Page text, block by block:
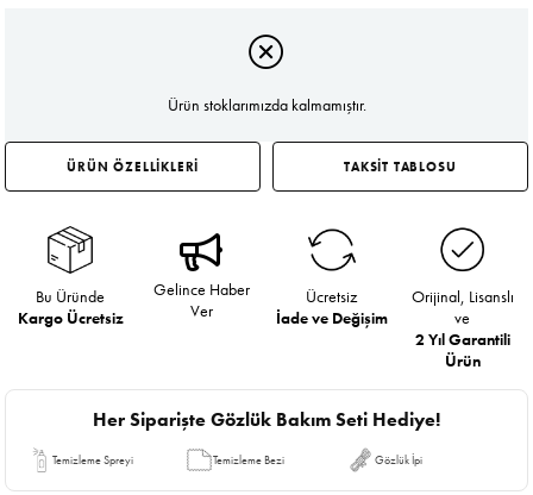
Ürün stoklarımızda kalmamıştır.
ÜRÜN ÖZELLİKLERİ TAKSİT TABLOSU
Bu Üründe
Kargo Ücretsiz
Gelince Haber
Ver
Ücretsiz
İade ve Değişim
Orijinal, Lisanslı
ve
2 Yıl Garantili
Ürün
Her Siparişte Gözlük Bakım Seti Hediye!
Temizleme Spreyi Temizleme Bezi Gözlük İpi